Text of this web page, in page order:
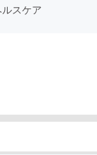
スケア